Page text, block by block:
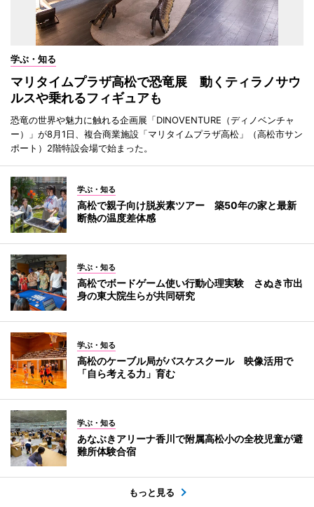
学ぶ・知る
マリタイムプラザ高松で恐竜展 動くティラノサウ
ルスや乗れるフィギュアも
恐竜の世界や魅力に触れる企画展「DINOVENTURE（ディノベンチャ
ー）」が8月1日、複合商業施設「マリタイムプラザ高松」（高松市サン
ポート）2階特設会場で始まった。
学ぶ・知る
高松で親子向け脱炭素ツアー 築50年の家と最新
断熱の温度差体感
学ぶ・知る
高松でボードゲーム使い行動心理実験 さぬき市出
身の東大院生らが共同研究
学ぶ・知る
高松のケーブル局がバスケスクール 映像活用で
「自ら考える力」育む
学ぶ・知る
あなぶきアリーナ香川で附属高松小の全校児童が避
難所体験合宿
もっと見る